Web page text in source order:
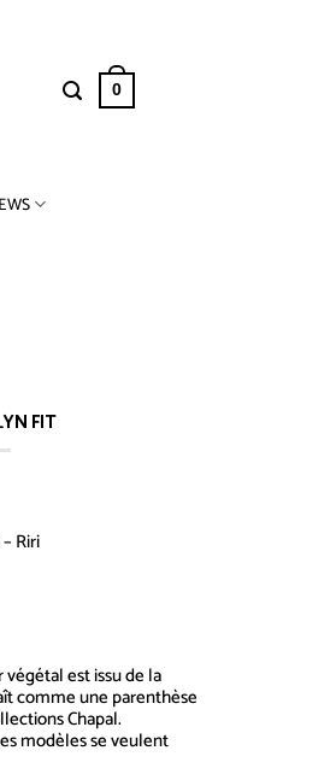
0
FIT
Riri
est issu de la
comme une parenthèse
Chapal.
modèles se veulent